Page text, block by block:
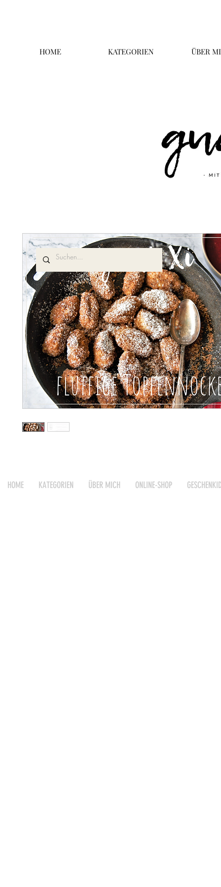
HOME KATEGORIEN ÜBER
HOME KATEGORIEN ÜBER MICH ONLINE-SHOP